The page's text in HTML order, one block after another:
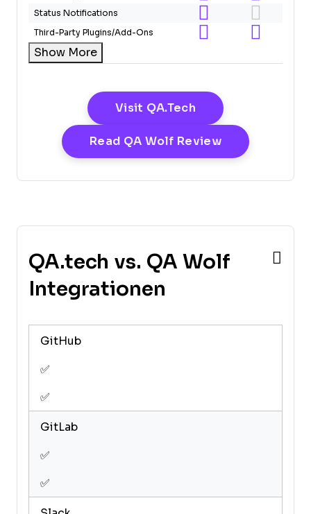
Status Notifications
Third-Party Plugins/Add-Ons
Show More
Visit QA.tech Opens New
Read QA Wolf ReviewOpens New
QA.tech vs. QA Wolf
Integrationen
GitHub
✅
✅
GitLab
✅
✅